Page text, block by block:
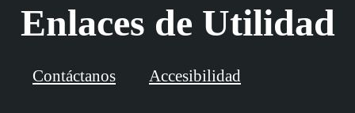
Enlaces de Utilidad
Contáctanos Accesibilidad